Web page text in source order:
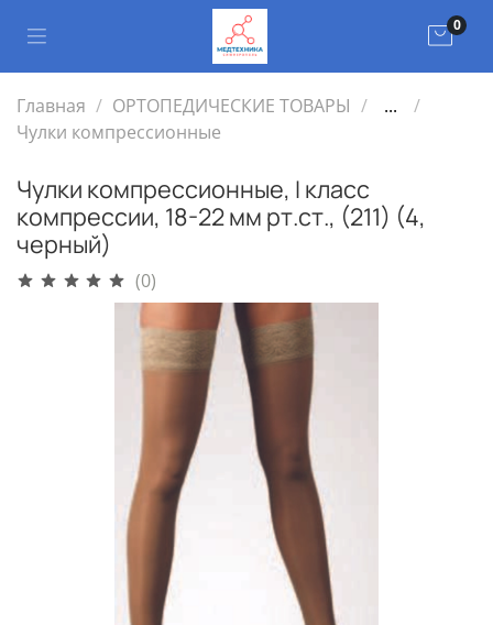
0
Главная ОРТОПЕДИЧЕСКИЕ ТОВАРЫ
...
Чулки компрессионные
Чулки компрессионные, I класс
компрессии, 18-22 мм рт.ст., (211) (4,
черный)
(0)